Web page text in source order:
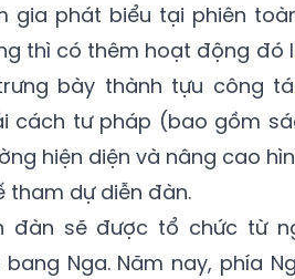
gia phát biểu tại phiên
thì có thêm hoạt động đó
bày thành tựu công
cách tư pháp (bao gồm
hiện diện và nâng cao
tham dự diễn đàn.
đàn sẽ được tổ chức từ
bang Nga. Năm nay, phía